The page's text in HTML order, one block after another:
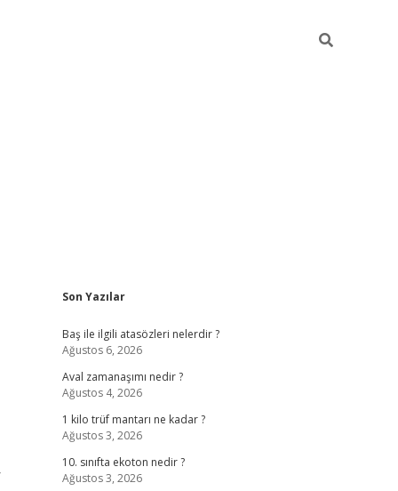
Sidebar
Son Yazılar
Baş ile ilgili atasözleri nelerdir ?
Ağustos 6, 2026
Aval zamanaşımı nedir ?
Ağustos 4, 2026
1 kilo trüf mantarı ne kadar ?
Ağustos 3, 2026
10. sınıfta ekoton nedir ?
Ağustos 3, 2026